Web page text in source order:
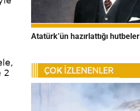
2
Atatürk’ün hazırlattığı hutbeler